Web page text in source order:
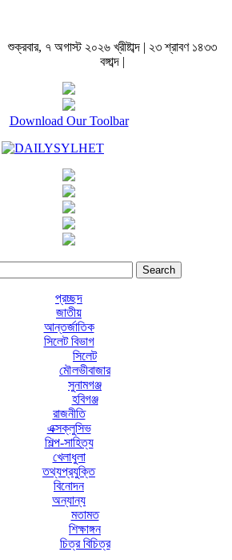
শুক্রবার, ৭ অগাস্ট ২০২৬ খ্রীষ্টাব্দ | ২৩ শ্রাবণ ১৪৩৩
বঙ্গাব্দ |
Download Our Toolbar
প্রচ্ছদ
জাতীয়
আন্তর্জাতিক
সিলেট বিভাগ
সিলেট
মৌলভীবাজার
সুনামগঞ্জ
হবিগঞ্জ
রাজনীতি
এক্সক্লুসিভ
শিল্প-সাহিত্য
খেলাধুলা
তথ্যপ্রযুক্তি
বিনোদন
অন্যান্য
মতামত
শিক্ষাঙ্গন
চিত্র বিচিত্র